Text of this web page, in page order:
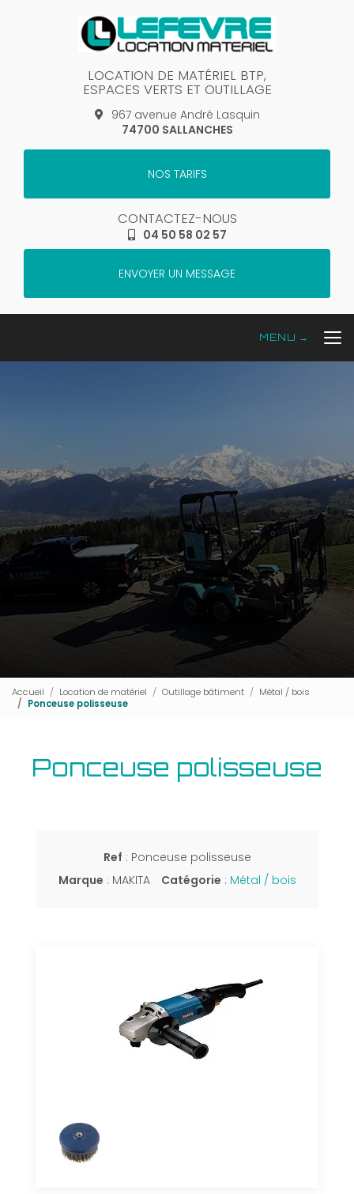
LOCATION DE MATÉRIEL BTP,
ESPACES VERTS ET OUTILLAGE
967 avenue André Lasquin
74700 SALLANCHES
NOS TARIFS
CONTACTEZ-NOUS
04 50 58 02 57
ENVOYER UN MESSAGE
Accueil Location de matériel Outillage bâtiment
Métal / bois
Ponceuse polisseuse
Ponceuse polisseuse
Ref : Ponceuse polisseuse
Marque : MAKITA Catégorie : Métal / bois